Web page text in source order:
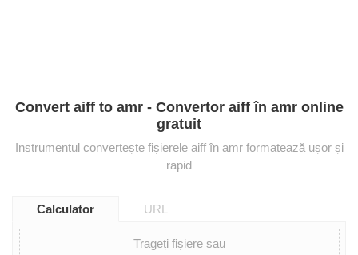
Convert aiff to amr - Convertor aiff în amr online
gratuit
Instrumentul convertește fișierele aiff în amr formatează ușor și
rapid
Calculator URL
Trageți fișiere sau